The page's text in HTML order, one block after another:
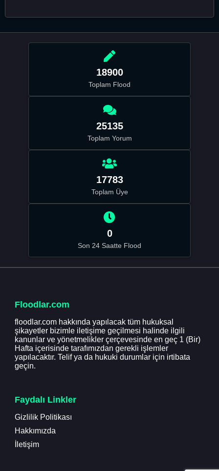
18900
Toplam Flood
25135
Toplam Yorum
17783
Toplam Üye
0
Son 24 Saatte Flood
Floodlar.com
floodlar.com hakkında yapılacak tüm hukuksal
şikayetler bizimle iletişime geçilmesi halinde ilgili
kanunlar ve yönetmelikler çerçevesinde en geç 1 (Bir)
Hafta içerisinde tarafımızdan gerekli işlemler
yapılacaktır. Telif ya da hukuki durumlar için irtibata
geçin.
Faydalı Linkler
Gizlilik Politikası
Hakkımızda
İletişim